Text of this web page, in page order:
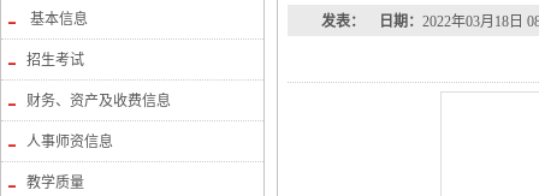
基本信息
招生考试
财务、资产及收费信息
人事师资信息
教学质量
发表： 日期： 2022年03月18日